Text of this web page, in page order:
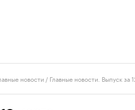
новости / Главные новости. Выпуск за